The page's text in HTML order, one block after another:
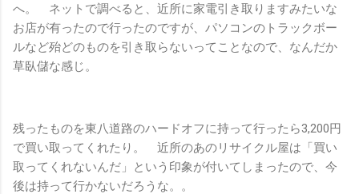
へ。 ネットで調べると、近所に家電引き取りますみたいな
お店が有ったので行ったのですが、パソコンのトラックボー
ルなど殆どのものを引き取らないってことなので、なんだか
草臥儲な感じ。
残ったものを東八道路のハードオフに持って行ったら3,200円
で買い取ってくれたり。 近所のあのリサイクル屋は「買い
取ってくれないんだ」という印象が付いてしまったので、今
後は持って行かないだろうな。。